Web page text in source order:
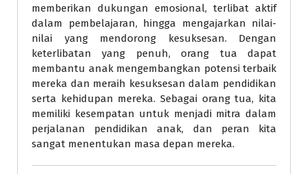
memberikan dukungan emosional, terlibat aktif
dalam pembelajaran, hingga mengajarkan nilai-
nilai yang mendorong kesuksesan. Dengan
keterlibatan yang penuh, orang tua dapat
membantu anak mengembangkan potensi terbaik
mereka dan meraih kesuksesan dalam pendidikan
serta kehidupan mereka. Sebagai orang tua, kita
memiliki kesempatan untuk menjadi mitra dalam
perjalanan pendidikan anak, dan peran kita
sangat menentukan masa depan mereka.